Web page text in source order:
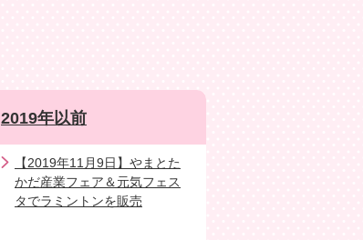
2019年以前
【2019年11月9日】やまとた
かだ産業フェア＆元気フェス
タでラミントンを販売